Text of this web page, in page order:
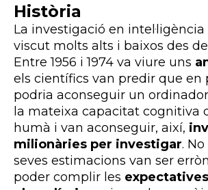
Història
La investigació en
viscut molts alts i baixos des
Entre 1956 i 1974 va viure uns
els científics van predir que en
podria aconseguir un
la mateixa capacitat cognitiva
humà i van aconseguir, així,
milionàries per investigar.
seves estimacions van ser
poder complir les expectatives